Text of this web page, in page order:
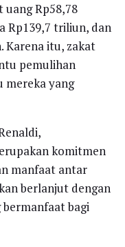
Rp58,78
Rp139,7 triliun, dan
Karena itu, zakat
pemulihan
mereka yang
komitmen
manfaat antar
berlanjut dengan
bermanfaat bagi